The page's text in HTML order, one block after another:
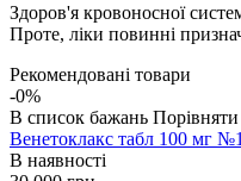
Здоров'я кровоносної
Проте, ліки повинні
Рекомендовані товари
-0%
В список бажань
Венетоклакс табл 100 мг
В наявності